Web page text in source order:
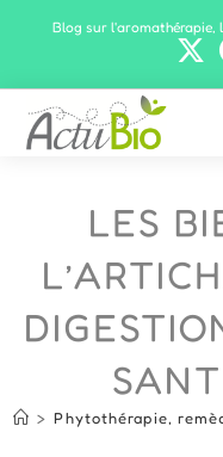
Blog sur l'aromathérapie,
LES
> Phytothérapie,